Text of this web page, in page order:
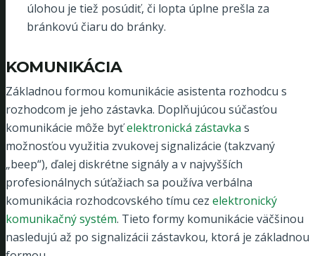
úlohou je tiež posúdiť, či lopta úplne prešla za
bránkovú čiaru do bránky.
KOMUNIKÁCIA
Základnou formou komunikácie asistenta rozhodcu s
rozhodcom je jeho zástavka. Doplňujúcou súčasťou
komunikácie môže byťelektronická zástavka s
možnosťou využitia zvukovej signalizácie (takzvaný
„beep“), ďalej diskrétne signály a v najvyšších
profesionálnych súťažiach sa používa verbálna
komunikácia rozhodcovského tímu cez elektronický
komunikačný systém. Tieto formy komunikácie väčšinou
nasledujú až po signalizácii zástavkou, ktorá je základnou